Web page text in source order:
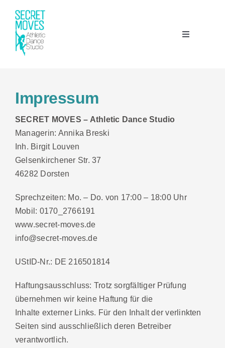
Inhalt
springen
Toggle
Trainingszeiten
Studio
Ausbildung
Impressum
SECRET MOVES – Athletic Dance Studio
Managerin: Annika Breski
Inh. Birgit Louven
Gelsenkirchener Str. 37
46282 Dorsten
Sprechzeiten: Mo. – Do. von 17:00 – 18:00 Uhr
Mobil: 0170_2766191
www.secret-moves.de
info@secret-moves.de
UStID-Nr.: DE 216501814
Haftungsausschluss: Trotz sorgfältiger Prüfung
übernehmen wir keine Haftung für die
Inhalte externer Links. Für den Inhalt der verlinkten
Seiten sind ausschließlich deren Betreiber
verantwortlich.